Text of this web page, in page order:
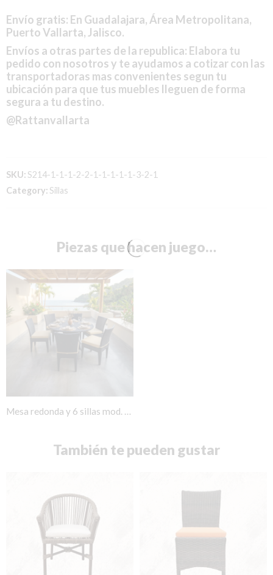
Envío gratis: En Guadalajara, Área Metropolitana,
Puerto Vallarta, Jalisco.
Envíos a otras partes de la republica: Elabora tu
pedido con nosotros y te ayudamos a cotizar con las
transportadoras mas convenientes segun tu
ubicación para que tus muebles lleguen de forma
segura a tu destino.
@Rattanvallarta
SKU: S214-1-1-1-2-2-1-1-1-1-1-3-2-1
Category: Sillas
Piezas que hacen juego…
También te pueden gustar